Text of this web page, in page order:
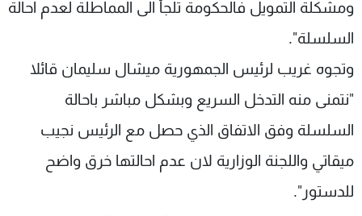
ومشكلة التمويل فالحكومة تلجأ الى المماطلة لعدم احالة
السلسلة".
وتجوه غريب لرئيس الجمهورية ميشال سليمان قائلا
"نتمنى منه التدخل السريع وبشكل مباشر باحالة
السلسلة وفق الاتفاق الذي حصل مع الرئيس نجيب
ميقاتي واللجنة الوزارية لان عدم احالتها خرق واضح
للدستور".